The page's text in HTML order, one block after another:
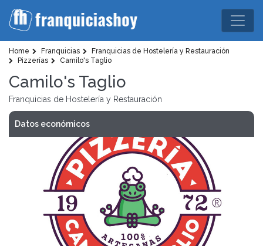
Home Franquicias
Franquicias de Hostelería y Restauración
Pizzerías
Camilo's Taglio
Camilo's Taglio
Franquicias de Hostelería y Restauración
Datos económicos